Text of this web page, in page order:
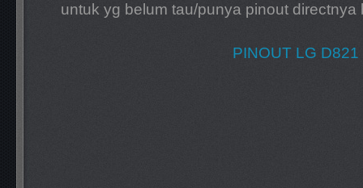
untuk yg belum tau/punya pinout directnya
PINOUT LG D821